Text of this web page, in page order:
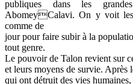
publiques dans les
AbomeyCalavi. On y voit
comme de
jour pour faire subir à la
tout genre.
Le pouvoir de Talon revient sur
et leurs moyens de survie. Après
qui ont détruit des vies